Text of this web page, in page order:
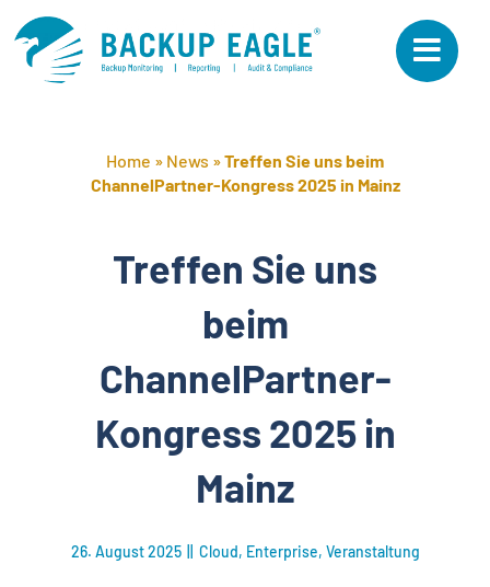
Skip
to
content
Home » News »Treffen Sie uns beim
ChannelPartner-Kongress 2025 in Mainz
Treffen Sie uns
beim
ChannelPartner-
Kongress 2025 in
Mainz
26. August 2025 Cloud, Enterprise, Veranstaltung